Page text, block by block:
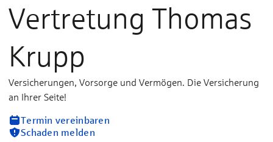
Vertretung Thomas
Krupp
Versicherungen, Vorsorge und Vermögen. Die Versicherung
an Ihrer Seite!
Termin vereinbaren
Schaden melden